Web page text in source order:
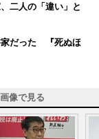
二人の「違い」と
家だった 『死ぬほ
画像で見る